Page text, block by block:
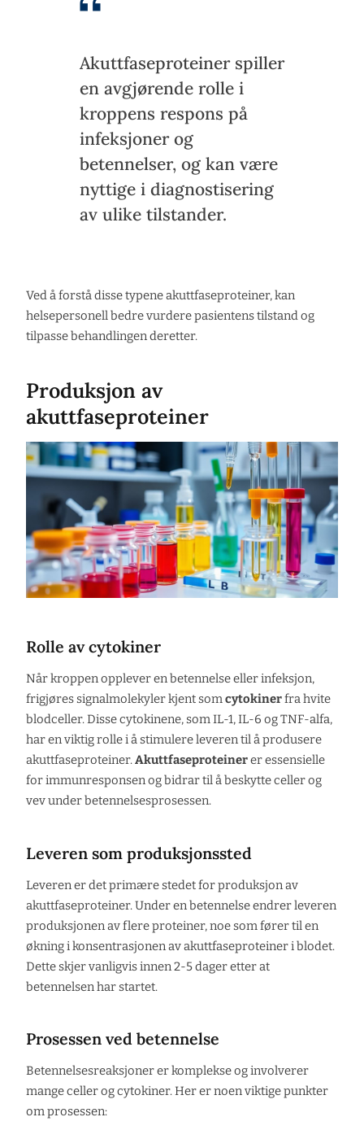
Akuttfaseproteiner spiller
en avgjørende rolle i
kroppens respons på
infeksjoner og
betennelser, og kan være
nyttige i diagnostisering
av ulike tilstander.
Ved å forstå disse typene akuttfaseproteiner, kan
helsepersonell bedre vurdere pasientens tilstand og
tilpasse behandlingen deretter.
Produksjon av
akuttfaseproteiner
Rolle av cytokiner
Når kroppen opplever en betennelse eller infeksjon,
frigjøres signalmolekyler kjent somcytokinerfra hvite
blodceller. Disse cytokinene, som IL-1, IL-6 og TNF-alfa,
har en viktig rolle i å stimulere leveren til å produsere
akuttfaseproteiner.Akuttfaseproteinerer essensielle
for immunresponsen og bidrar til å beskytte celler og
vev under betennelsesprosessen.
Leveren som produksjonssted
Leveren er det primære stedet for produksjon av
akuttfaseproteiner. Under en betennelse endrer leveren
produksjonen av flere proteiner, noe som fører til en
økning i konsentrasjonen av akuttfaseproteiner i blodet.
Dette skjer vanligvis innen 2-5 dager etter at
betennelsen har startet.
Prosessen ved betennelse
Betennelsesreaksjoner er komplekse og involverer
mange celler og cytokiner. Her er noen viktige punkter
om prosessen: